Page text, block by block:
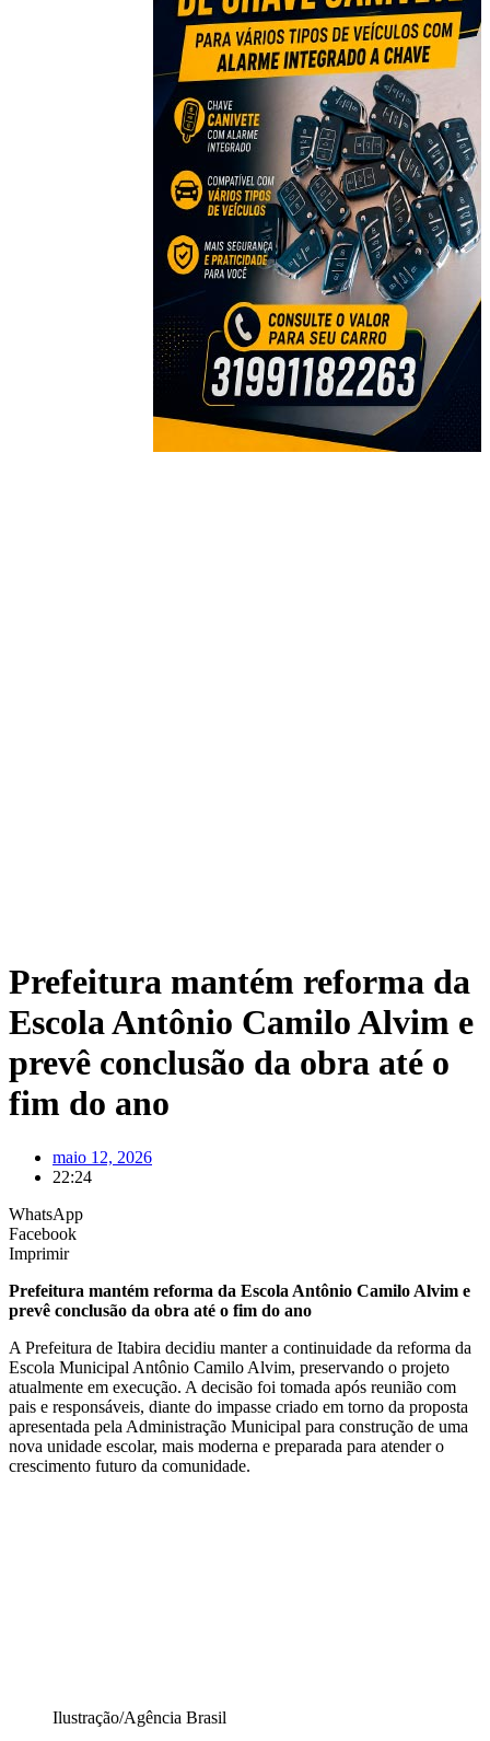
Prefeitura mantém reforma da
Escola Antônio Camilo Alvim e
prevê conclusão da obra até o
fim do ano
maio 12, 2026
22:24
WhatsApp
Facebook
Imprimir
Prefeitura mantém reforma da Escola Antônio Camilo Alvim e
prevê conclusão da obra até o fim do ano
A Prefeitura de Itabira decidiu manter a continuidade da reforma da
Escola Municipal Antônio Camilo Alvim, preservando o projeto
atualmente em execução. A decisão foi tomada após reunião com
pais e responsáveis, diante do impasse criado em torno da proposta
apresentada pela Administração Municipal para construção de uma
nova unidade escolar, mais moderna e preparada para atender o
crescimento futuro da comunidade.
Ilustração/Agência Brasil